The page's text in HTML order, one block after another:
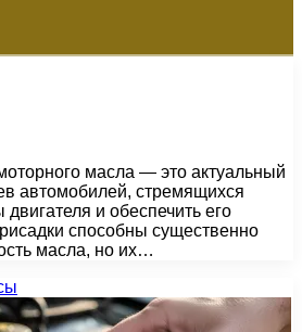
масла — это актуальный
автомобилей, стремящихся
и обеспечить его
способны существенно
масла, но их…